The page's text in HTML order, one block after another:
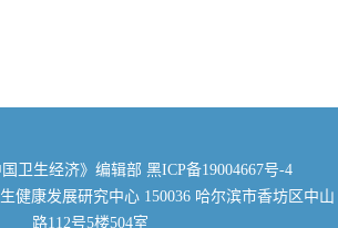
卫生经济》编辑部 黑ICP备19004667号-4
健康发展研究中心 150036 哈尔滨市香坊区中山
路112号5楼504室